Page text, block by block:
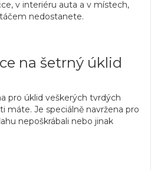
v interiéru auta a v místech,
nedostanete.
na šetrný úklid
pro úklid veškerých tvrdých
máte. Je speciálně navržena pro
nepoškrábali nebo jinak